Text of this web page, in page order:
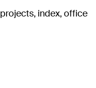
projects index office